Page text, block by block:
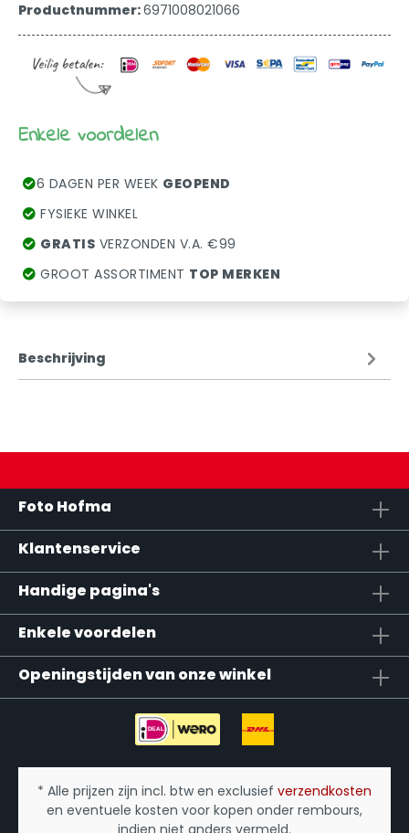
Productnummer:6971008021066
Enkele voordelen
6 DAGEN PER WEEK GEOPEND
FYSIEKE WINKEL
GRATIS VERZONDEN V.A. €99
GROOT ASSORTIMENT TOP MERKEN
Beschrijving
Foto Hofma
Klantenservice
Handige pagina's
Enkele voordelen
Openingstijden van onze winkel
* Alle prijzen zijn incl. btw en exclusief verzendkosten
en eventuele kosten voor kopen onder rembours,
indien niet anders vermeld.